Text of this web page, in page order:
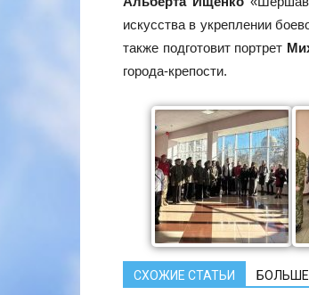
искусства в укреплении
также подготовит портрет
города-крепости.
СХОЖИЕ СТАТЬИ